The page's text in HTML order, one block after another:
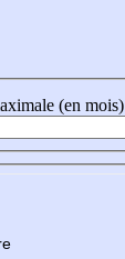
(en mois)